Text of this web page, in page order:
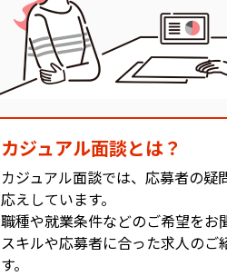
カジュアル面談とは？
カジュアル面談では、応募者の疑
応えしています。
職種や就業条件などのご希望をお
スキルや応募者に合った求人のご
す。